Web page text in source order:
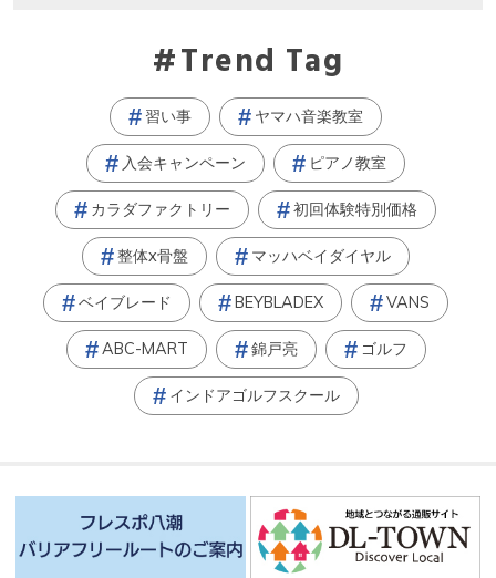
Trend Tag
習い事 ヤマハ音楽教室
入会キャンペーン ピアノ教室
カラダファクトリー 初回体験特別価格
整体x骨盤 マッハベイダイヤル
ベイブレード BEYBLADEX VANS
ABC-MART 錦戸亮 ゴルフ
インドアゴルフスクール